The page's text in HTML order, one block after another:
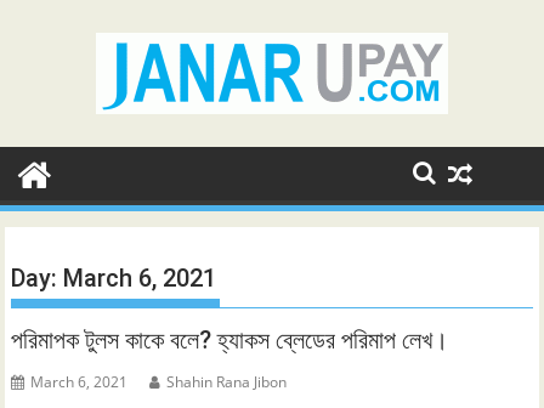
Day: March 6, 2021
পরিমাপক টুলস কাকে বলে? হ্যাকস ব্লেডের পরিমাপ লেখ।
March 6, 2021 Shahin Rana Jibon